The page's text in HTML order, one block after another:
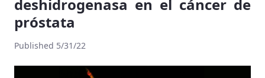
deshidrogenasa en el cáncer de
próstata
Published 5/31/22